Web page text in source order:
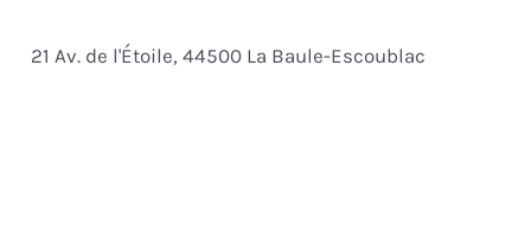
21 Av. de l'Étoile, 44500 La Baule-Escoublac